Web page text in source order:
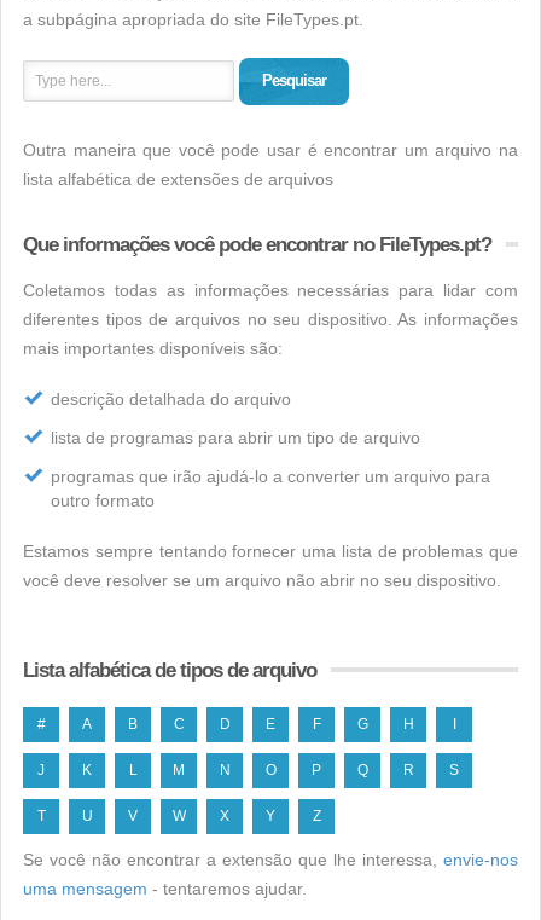
a subpágina apropriada do site FileTypes.pt.
Pesquisar
Outra maneira que você pode usar é encontrar um arquivo na
lista alfabética de extensões de arquivos
Que informações você pode encontrar no FileTypes.pt?
Coletamos todas as informações necessárias para lidar com
diferentes tipos de arquivos no seu dispositivo. As informações
mais importantes disponíveis são:
descrição detalhada do arquivo
lista de programas para abrir um tipo de arquivo
programas que irão ajudá-lo a converter um arquivo para
outro formato
Estamos sempre tentando fornecer uma lista de problemas que
você deve resolver se um arquivo não abrir no seu dispositivo.
Lista alfabética de tipos de arquivo
# A B C D E F G H
J K L M N O P Q R S
T U V W X Y Z
Se você não encontrar a extensão que lhe interessa, envie-nos
uma mensagem - tentaremos ajudar.